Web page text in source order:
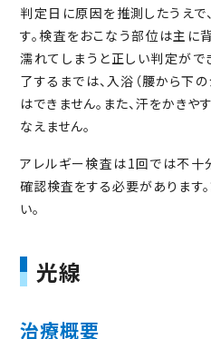
判定日に原因を推測したうえで
す。検査をおこなう部位は主に
濡れてしまうと正しい判定が
了するまでは、入浴（腰から下
はできません。また、汗をかき
なえません。
アレルギー検査は1回では不十
確認検査をする必要があります
い。
光線
治療概要